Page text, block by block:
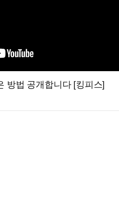
방법 공개합니다 [킹피스]